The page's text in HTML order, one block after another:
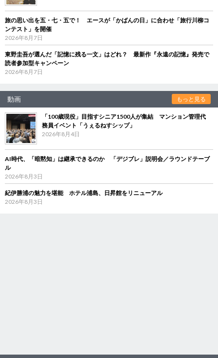
旅の思い出を五・七・五で！ エースが「かばんの日」に合わせ「旅行川柳コ
ンテスト」を開催
2026年8月7日
東野圭吾が選んだ「記憶に残る一文」はどれ？ 最新作『永遠の記憶』発売で
読者参加型キャンペーン
2026年8月7日
動画 もっと見る
「100歳現役」目指すシニア1500人が集結 マンション管理代
務員イベント「うぇるねすシップ」
2026年8月4日
AI時代、「暗黙知」は継承できるのか 「デジブレ」説明会／ラウンドテーブ
ル
2026年8月3日
紀伊勝浦の魅力を堪能 ホテル浦島、日昇館をリニューアル
2026年8月3日